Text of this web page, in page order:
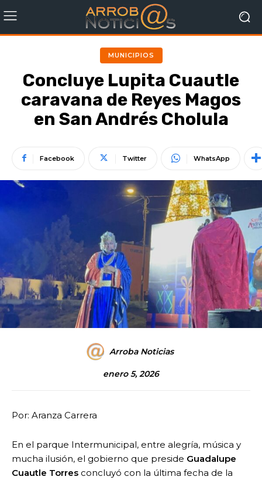
MUNICIPIOS
Concluye Lupita Cuautle
caravana de Reyes Magos
en San Andrés Cholula
Facebook Twitter WhatsApp
Arroba Noticias
enero 5, 2026
Por: Aranza Carrera
En el parque Intermunicipal, entre alegría, música y
mucha ilusión, el gobierno que preside Guadalupe
Cuautle Torres concluyó con la última fecha de la